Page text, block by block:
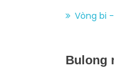
Vòng bi
Bulong